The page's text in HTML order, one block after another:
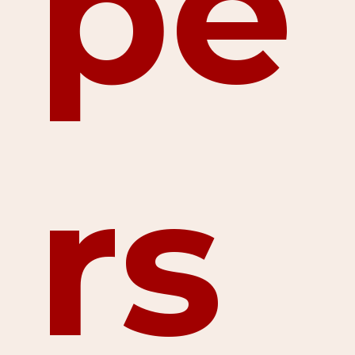
rs